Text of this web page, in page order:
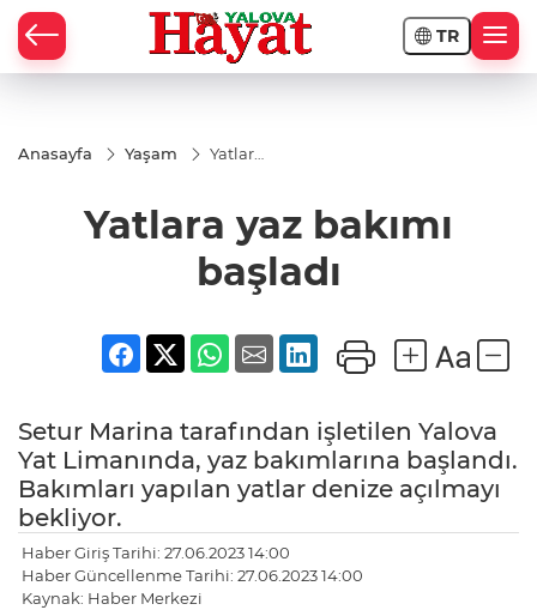
TR
Anasayfa Yaşam
Yatlara
Yatlara yaz bakımı
başladı
Setur Marina tarafından işletilen Yalova
Yat Limanında, yaz bakımlarına başlandı.
Bakımları yapılan yatlar denize açılmayı
bekliyor.
Haber Giriş Tarihi: 27.06.2023 14:00
Haber Güncellenme Tarihi: 27.06.2023 14:00
Kaynak: Haber Merkezi